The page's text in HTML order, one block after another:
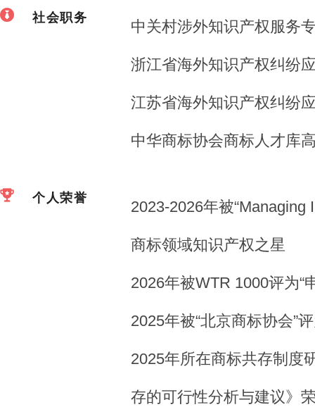
社会职务 中关村涉外知识产权服务
浙江省海外知识产权纠纷
江苏省海外知识产权纠纷
中华商标协会商标人才库
个人荣誉 2023-2026年被“Managing
商标领域知识产权之星
2026年被WTR 1000评为“
2025年被“北京商标协会”
2025年所在商标共存制度
存的可行性分析与建议》